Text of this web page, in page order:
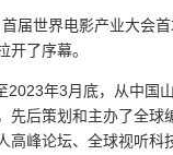
届世界电影产业大会
开了序幕。
2023年3月底，从中国
先后策划和主办了全
高峰论坛、全球视听